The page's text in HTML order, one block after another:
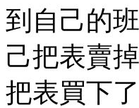
到自己的
己把表賣
把表買下